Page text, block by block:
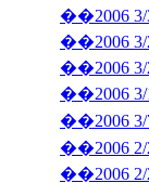
��2006
��2006
��2006
��2006